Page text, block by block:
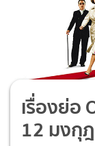
เรื่องย่อ
12 มงกุ